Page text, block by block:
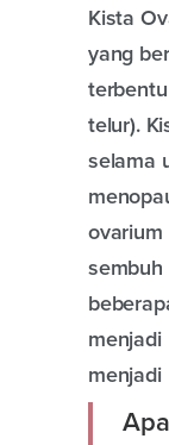
Kista
yang
telur).
selama
ovarium
sembuh
menjadi
menjadi